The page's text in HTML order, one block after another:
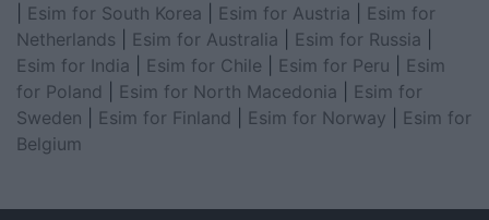
Esim for South Korea Esim for Austria
Esim for
Netherlands
Esim for Australia Esim for Russia
Esim for India
Esim for Chile Esim for Peru
Esim
for Poland
Esim for North Macedonia
Esim for
Sweden
Esim for Finland Esim for Norway
Esim for
Belgium